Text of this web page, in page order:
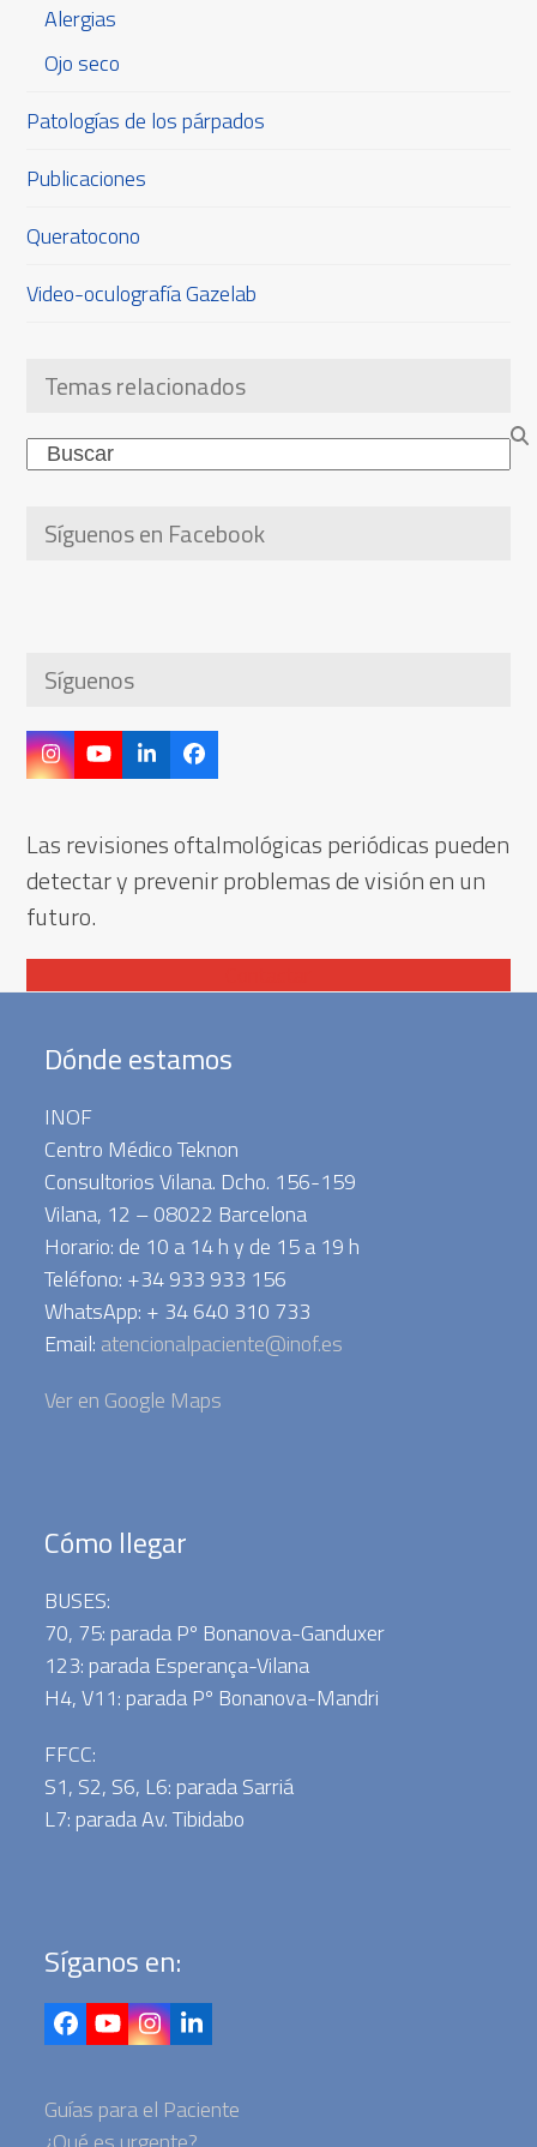
Alergias
Ojo seco
Patologías de los párpados
Publicaciones
Queratocono
Video-oculografía Gazelab
Temas relacionados
Search
Síguenos en Facebook
Síguenos
Instagram
YouTubeLinkedInFacebook
Las revisiones oftalmológicas periódicas pueden
detectar y prevenir problemas de visión en un
futuro.
Dónde estamos
INOF
Centro Médico Teknon
Consultorios Vilana. Dcho. 156-159
Vilana, 12 – 08022 Barcelona
Horario: de 10 a 14 h y de 15 a 19 h
Teléfono: +34 933 933 156
WhatsApp: + 34 640 310 733
Email: atencionalpaciente@inof.es
Ver en Google Maps
Cómo llegar
BUSES:
70, 75: parada Pº Bonanova-Ganduxer
123: parada Esperança-Vilana
H4, V11: parada Pº Bonanova-Mandri
FFCC:
S1, S2, S6, L6: parada Sarriá
L7: parada Av. Tibidabo
Síganos en:
Facebook
YouTubeInstagram
LinkedIn
Guías para el Paciente